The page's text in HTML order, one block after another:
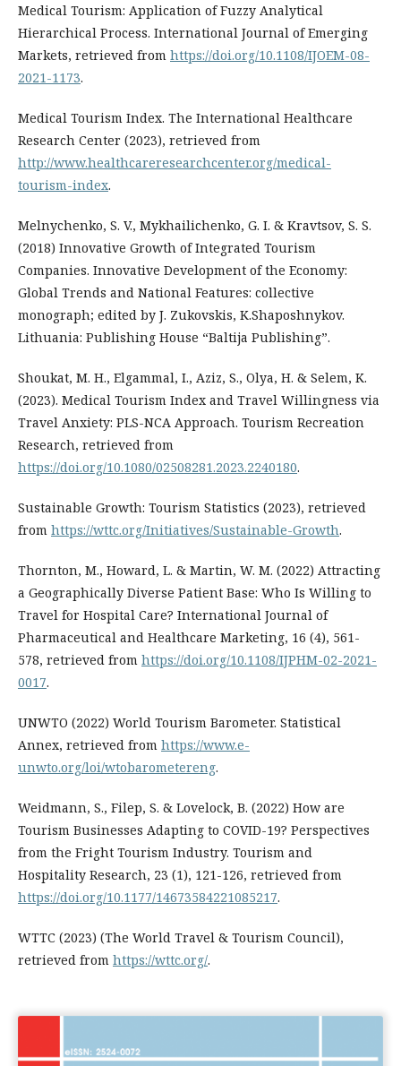
Medical Tourism: Application of Fuzzy Analytical
Hierarchical Process. International Journal of Emerging
Markets, retrieved from https://doi.org/10.1108/IJOEM-08-
2021-1173.
Medical Tourism Index. The International Healthcare
Research Center (2023), retrieved from
http://www.healthcareresearchcenter.org/medical-
tourism-index.
Melnychenko, S. V., Mykhailichenko, G. I. & Kravtsov, S. S.
(2018) Innovative Growth of Integrated Tourism
Companies. Innovative Development of the Economy:
Global Trends and National Features: collective
monograph; edited by J. Zukovskis, K.Shaposhnykov.
Lithuania: Publishing House “Baltija Publishing”.
Shoukat, M. H., Elgammal, I., Aziz, S., Olya, H. & Selem, K.
(2023). Medical Tourism Index and Travel Willingness via
Travel Anxiety: PLS-NCA Approach. Tourism Recreation
Research, retrieved from
https://doi.org/10.1080/02508281.2023.2240180.
Sustainable Growth: Tourism Statistics (2023), retrieved
from https://wttc.org/Initiatives/Sustainable-Growth.
Thornton, M., Howard, L. & Martin, W. M. (2022) Attracting
a Geographically Diverse Patient Base: Who Is Willing to
Travel for Hospital Care? International Journal of
Pharmaceutical and Healthcare Marketing, 16 (4), 561-
578, retrieved from https://doi.org/10.1108/IJPHM-02-2021-
0017.
UNWTO (2022) World Tourism Barometer. Statistical
Annex, retrieved from https://www.e-
unwto.org/loi/wtobarometereng.
Weidmann, S., Filep, S. & Lovelock, B. (2022) How are
Tourism Businesses Adapting to COVID-19? Perspectives
from the Fright Tourism Industry. Tourism and
Hospitality Research, 23 (1), 121-126, retrieved from
https://doi.org/10.1177/14673584221085217.
WTTC (2023) (The World Travel & Tourism Council),
retrieved from https://wttc.org/.